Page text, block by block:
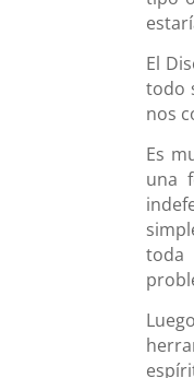
El
todo
nos
Es
una
toda